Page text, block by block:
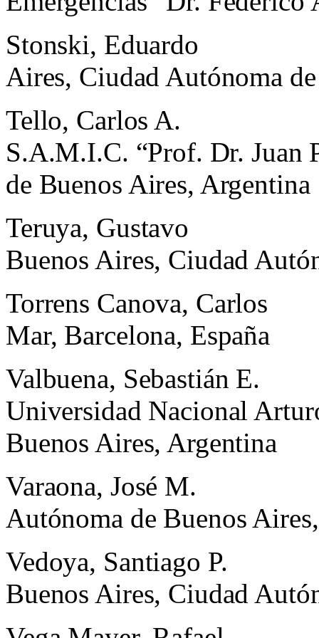
Stonski, Eduardo
Aires, Ciudad Autónoma
Tello, Carlos A.
S.A.M.I.C. “Prof. Dr. Juan
de Buenos Aires, Argentina
Teruya, Gustavo
Buenos Aires, Ciudad
Torrens Canova, Carlos
Mar, Barcelona, España
Valbuena, Sebastián E.
Universidad Nacional
Buenos Aires, Argentina
Varaona, José M.
Autónoma de Buenos
Vedoya, Santiago P.
Buenos Aires, Ciudad